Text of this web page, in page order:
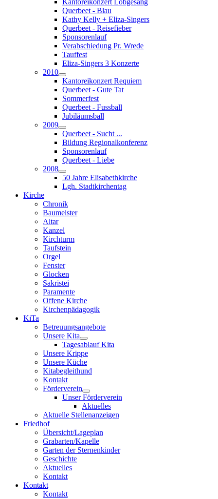
Kantoreikonzert Lobgesang
Querbeet - Blau
Kathy Kelly + Eliza-Singers
Querbeet - Reisefieber
Sponsorenlauf
Verabschiedung Pr. Wrede
Tauffest
Eliza-Singers 3 Konzerte
2010
Kantoreikonzert Requiem
Querbeet - Gute Tat
Sommerfest
Querbeet - Fussball
Jubiläumsball
2009
Querbeet - Sucht ...
Bildung Regionalkonferenz
Sponsorenlauf
Querbeet - Liebe
2008
50 Jahre Elisabethkirche
Lgh. Stadtkirchentag
Kirche
Chronik
Baumeister
Altar
Kanzel
Kirchturm
Taufstein
Orgel
Fenster
Glocken
Sakristei
Paramente
Offene Kirche
Kirchenpädagogik
KiTa
Betreuungsangebote
Unsere Kita
Tagesablauf Kita
Unsere Krippe
Unsere Küche
Kitabegleithund
Kontakt
Förderverein
Unser Förderverein
Aktuelles
Aktuelle Stellenanzeigen
Friedhof
Übersicht/Lageplan
Grabarten/Kapelle
Garten der Sternenkinder
Geschichte
Aktuelles
Kontakt
Kontakt
Kontakt